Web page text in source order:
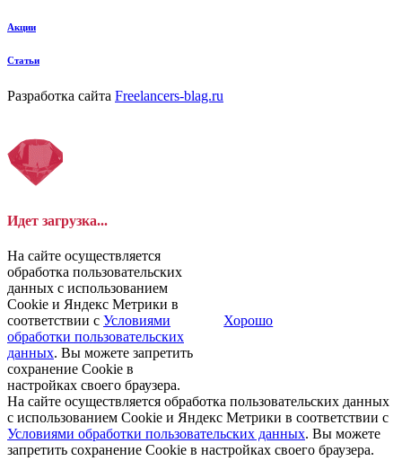
Акции
Статьи
Разработка сайта Freelancers-blag.ru
Идет загрузка...
На сайте осуществляется
обработка пользовательских
данных с использованием
Cookie и Яндекс Метрики в
соответствии с Условиями
обработки пользовательских
данных. Вы можете запретить
сохранение Cookie в
настройках своего браузера.
Хорошо
На сайте осуществляется обработка пользовательских данных
с использованием Cookie и Яндекс Метрики в соответствии с
Условиями обработки пользовательских данных. Вы можете
запретить сохранение Cookie в настройках своего браузера.